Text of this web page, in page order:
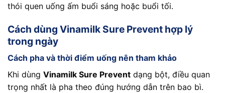
thói quen uống ấm buổi sáng hoặc buổi tối.
Cách dùng Vinamilk Sure Prevent hợp lý
trong ngày
Cách pha và thời điểm uống nên tham khảo
Khi dùng Vinamilk Sure Prevent dạng bột, điều quan
trọng nhất là pha theo đúng hướng dẫn trên bao bì.